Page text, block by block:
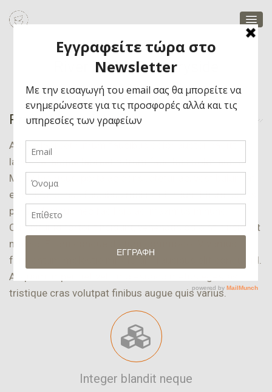
River in the Countryside
Project Description
Augue laoreet rutrum faucibus dolor auctor sagittis
lacus vel augue laoreet rutrum faucibus dolor auctor.
Morbi leo risus, porta ac consectetur ac, vestibulum at
eros. Maecenas faucibus mollis interdum Etiam lectus
purus, dapibus nec facilisis ac, maximus in nunc.
Curabitur id tortor tincidunt, venenatis odio at, tincidunt
massa. Etiam congue dictum commodo. Vivamus
fermentum molestie mi, dictum faucibus elit congue id.
Aliquam imperdiet velit malesuada metus egestas
tristique cras volutpat finibus augue quis varius.
Integer blandit neque